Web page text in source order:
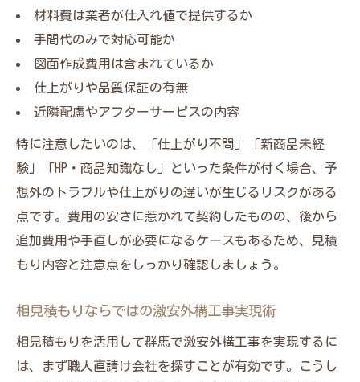
材料費は業者が仕入れ値で提供するか
手間代のみで対応可能か
図面作成費用は含まれているか
仕上がりや品質保証の有無
近隣配慮やアフターサービスの内容
特に注意したいのは、「仕上がり不問」「新商品未経
験」「HP・商品知識なし」といった条件が付く場合、予
想外のトラブルや仕上がりの違いが生じるリスクがある
点です。費用の安さに惹かれて契約したものの、後から
追加費用や手直しが必要になるケースもあるため、見積
もり内容と注意点をしっかり確認しましょう。
相見積もりならではの激安外構工事実現術
相見積もりを活用して群馬で激安外構工事を実現するに
は、まず職人直請け会社を探すことが有効です。こうし